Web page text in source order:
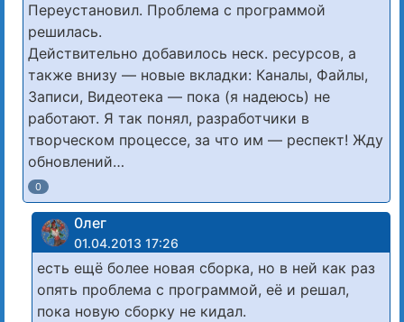
Переустановил. Проблема с программой
решилась.
Действительно добавилось неск. ресурсов, а
также внизу — новые вкладки: Каналы, Файлы,
Записи, Видеотека — пока (я надеюсь) не
работают. Я так понял, разработчики в
творческом процессе, за что им — респект! Жду
обновлений…
0
0лег
01.04.2013 17:26
есть ещё более новая сборка, но в ней как раз
опять проблема с программой, её и решал,
пока новую сборку не кидал.